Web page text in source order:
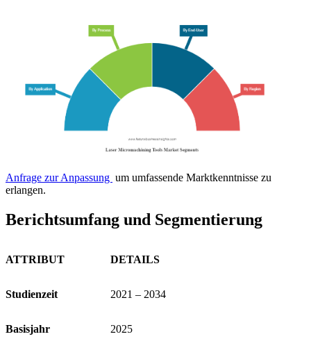
Anfrage zur Anpassung um umfassende Marktkenntnisse zu
erlangen.
Berichtsumfang und Segmentierung
ATTRIBUT DETAILS
Studienzeit 2021 – 2034
Basisjahr 2025